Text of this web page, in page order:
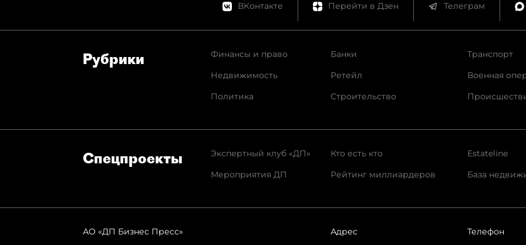
ВКонтакте Перейти в Дзен Телеграм
Рубрики
Финансы и право
Недвижимость
Политика
Банки
Ретейл
Строительство
Транспорт
Военная
Спец­проекты
Экспертный клуб «ДП»
Мероприятия ДП
Кто есть кто
Рейтинг миллиардеров
Estateline
База
АО «ДП Бизнес Пресс» Адрес Телефон